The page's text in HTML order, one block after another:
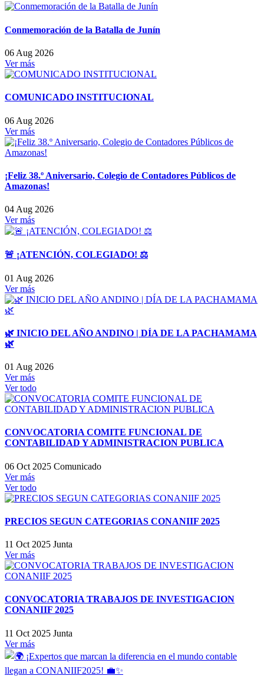
Conmemoración de la Batalla de Junín
06 Aug 2026
Ver más
COMUNICADO INSTITUCIONAL
06 Aug 2026
Ver más
¡Feliz 38.º Aniversario, Colegio de Contadores Públicos de
Amazonas!
04 Aug 2026
Ver más
🚨 ¡ATENCIÓN, COLEGIADO! ⚖️
01 Aug 2026
Ver más
🌿 INICIO DEL AÑO ANDINO | DÍA DE LA PACHAMAMA
🌿
01 Aug 2026
Ver más
Ver todo
CONVOCATORIA COMITE FUNCIONAL DE
CONTABILIDAD Y ADMINISTRACION PUBLICA
06 Oct 2025 Comunicado
Ver más
Ver todo
PRECIOS SEGUN CATEGORIAS CONANIIF 2025
11 Oct 2025 Junta
Ver más
CONVOCATORIA TRABAJOS DE INVESTIGACION
CONANIIF 2025
11 Oct 2025 Junta
Ver más